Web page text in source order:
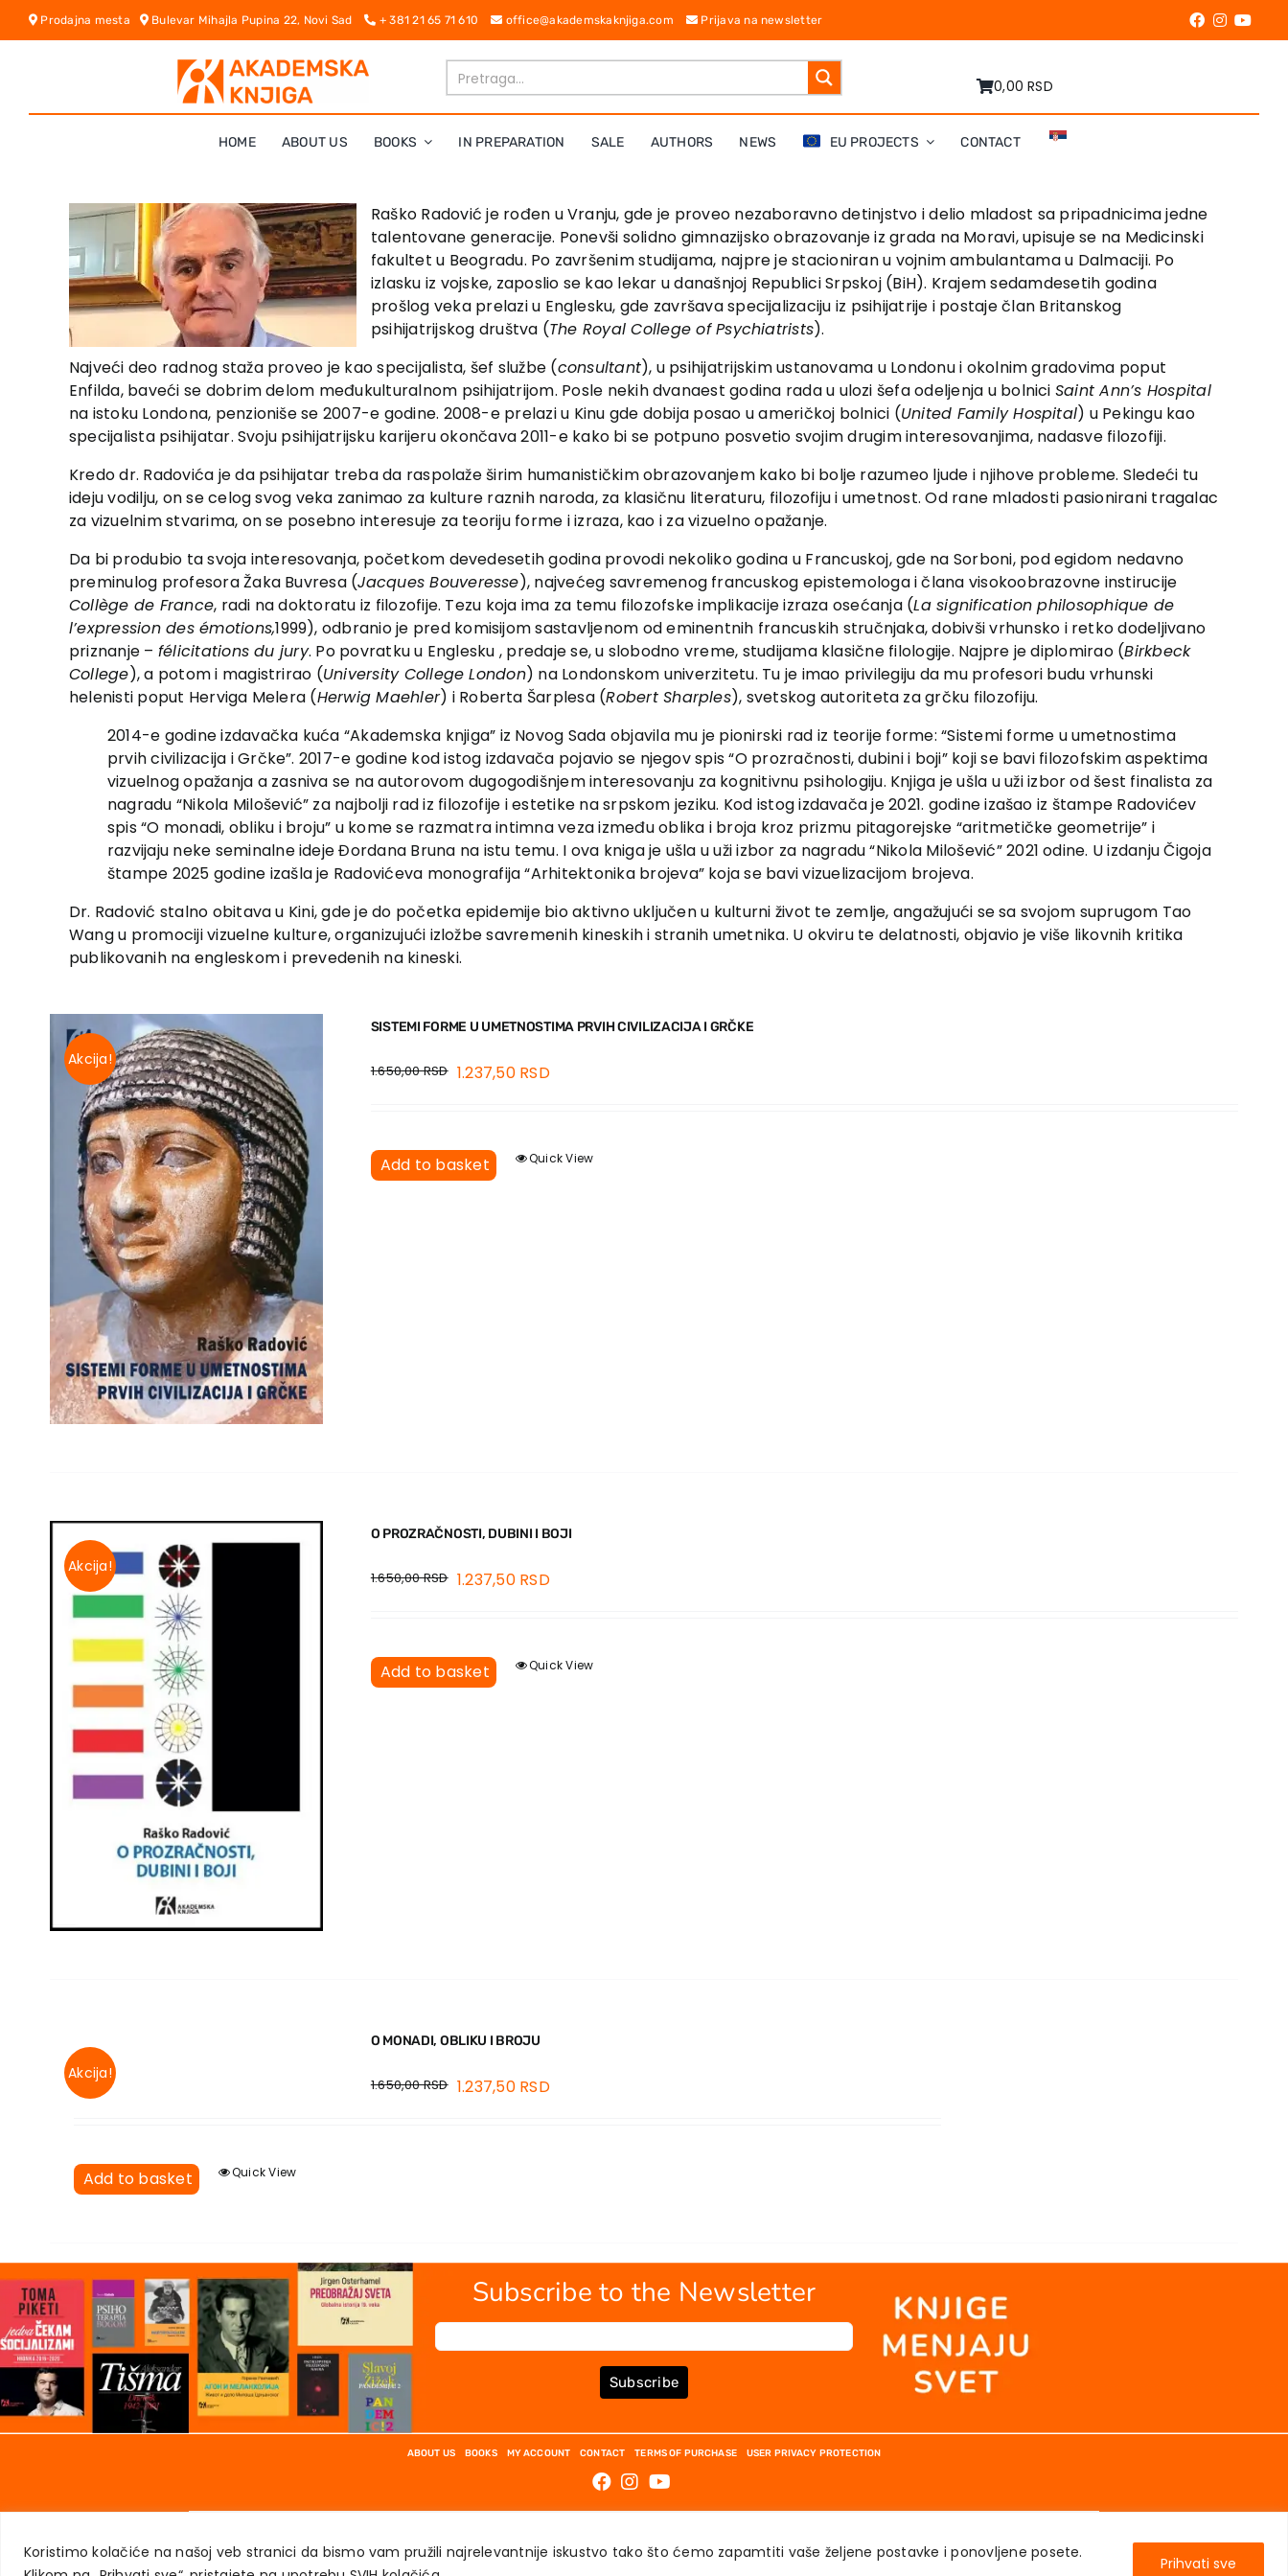
Koristimo kolačiće na našoj veb stranici da bismo vam pružili najrelevantnije iskustvo tako što ćemo zapamtiti vaše željene postavke i ponovljene posete.
Prihvati sve
Skip
Prodajna mesta Bulevar Mihajla Pupina 22, Novi Sad + 381 21 65 71 610 office@akademskaknjiga.com Prijava na newsletter
0,00 RSD
HOME ABOUT US BOOKS IN PREPARATION SALE AUTHORS NEWS EU PROJECTS CONTACT
Raško Radović je rođen u Vranju, gde je proveo nezaboravno detinjstvo i delio mladost sa pripadnicima jedne
talentovane generacije. Ponevši solidno gimnazijsko obrazovanje iz grada na Moravi, upisuje se na Medicinski
fakultet u Beogradu. Po završenim studijama, najpre je stacioniran u vojnim ambulantama u Dalmaciji. Po
izlasku iz vojske, zaposlio se kao lekar u današnjoj Republici Srpskoj (BiH). Krajem sedamdesetih godina
prošlog veka prelazi u Englesku, gde završava specijalizaciju iz psihijatrije i postaje član Britanskog
psihijatrijskog društva (The Royal College of Psychiatrists).
Najveći deo radnog staža proveo je kao specijalista, šef službe (consultant), u psihijatrijskim ustanovama u Londonu i okolnim gradovima poput
Enfilda, baveći se dobrim delom međukulturalnom psihijatrijom. Posle nekih dvanaest godina rada u ulozi šefa odeljenja u bolnici Saint Ann’s Hospital
na istoku Londona, penzioniše se 2007-e godine. 2008-e prelazi u Kinu gde dobija posao u američkoj bolnici (United Family Hospital) u Pekingu kao
specijalista psihijatar. Svoju psihijatrijsku karijeru okončava 2011-e kako bi se potpuno posvetio svojim drugim interesovanjima, nadasve filozofiji.
Kredo dr. Radovića je da psihijatar treba da raspolaže širim humanističkim obrazovanjem kako bi bolje razumeo ljude i njihove probleme. Sledeći tu
ideju vodilju, on se celog svog veka zanimao za kulture raznih naroda, za klasičnu literaturu, filozofiju i umetnost. Od rane mladosti pasionirani tragalac
za vizuelnim stvarima, on se posebno interesuje za teoriju forme i izraza, kao i za vizuelno opažanje.
Da bi produbio ta svoja interesovanja, početkom devedesetih godina provodi nekoliko godina u Francuskoj, gde na Sorboni, pod egidom nedavno
preminulog profesora Žaka Buvresa (Jacques Bouveresse), najvećeg savremenog francuskog epistemologa i člana visokoobrazovne instirucije
Collège de France, radi na doktoratu iz filozofije. Tezu koja ima za temu filozofske implikacije izraza osećanja (La signification philosophique de
l’expression des émotions,1999), odbranio je pred komisijom sastavljenom od eminentnih francuskih stručnjaka, dobivši vrhunsko i retko dodeljivano
priznanje – félicitations du jury. Po povratku u Englesku , predaje se, u slobodno vreme, studijama klasične filologije. Najpre je diplomirao (Birkbeck
College), a potom i magistrirao (University College London) na Londonskom univerzitetu. Tu je imao privilegiju da mu profesori budu vrhunski
helenisti poput Herviga Melera (Herwig Maehler) i Roberta Šarplesa (Robert Sharples), svetskog autoriteta za grčku filozofiju.
2014-e godine izdavačka kuća “Akademska knjiga” iz Novog Sada objavila mu je pionirski rad iz teorije forme: “Sistemi forme u umetnostima
prvih civilizacija i Grčke”. 2017-e godine kod istog izdavača pojavio se njegov spis “O prozračnosti, dubini i boji” koji se bavi filozofskim aspektima
vizuelnog opažanja a zasniva se na autorovom dugogodišnjem interesovanju za kognitivnu psihologiju. Knjiga je ušla u uži izbor od šest finalista za
nagradu “Nikola Milošević” za najbolji rad iz filozofije i estetike na srpskom jeziku. Kod istog izdavača je 2021. godine izašao iz štampe Radovićev
spis “O monadi, obliku i broju” u kome se razmatra intimna veza između oblika i broja kroz prizmu pitagorejske “aritmetičke geometrije” i
razvijaju neke seminalne ideje Đordana Bruna na istu temu. I ova kniga je ušla u uži izbor za nagradu “Nikola Milošević” 2021 odine. U izdanju Čigoja
štampe 2025 godine izašla je Radovićeva monografija “Arhitektonika brojeva” koja se bavi vizuelizacijom brojeva.
Dr. Radović stalno obitava u Kini, gde je do početka epidemije bio aktivno uključen u kulturni život te zemlje, angažujući se sa svojom suprugom Tao
Wang u promociji vizuelne kulture, organizujući izložbe savremenih kineskih i stranih umetnika. U okviru te delatnosti, objavio je više likovnih kritika
publikovanih na engleskom i prevedenih na kineski.
Akcija!
SISTEMI FORME U UMETNOSTIMA PRVIH CIVILIZACIJA I GRČKE
1.650,00RSD 1.237,50 RSD
Add to basket Quick View
Akcija!
O PROZRAČNOSTI, DUBINI I BOJI
1.650,00RSD 1.237,50 RSD
Add to basket Quick View
Akcija!
O MONADI, OBLIKU I BROJU
1.650,00RSD 1.237,50 RSD
Add to basket Quick View
Subscribe to the Newsletter
Subscribe
ABOUT US BOOKS MY ACCOUNT CONTACT TERMS OF PURCHASE USER PRIVACY PROTECTION